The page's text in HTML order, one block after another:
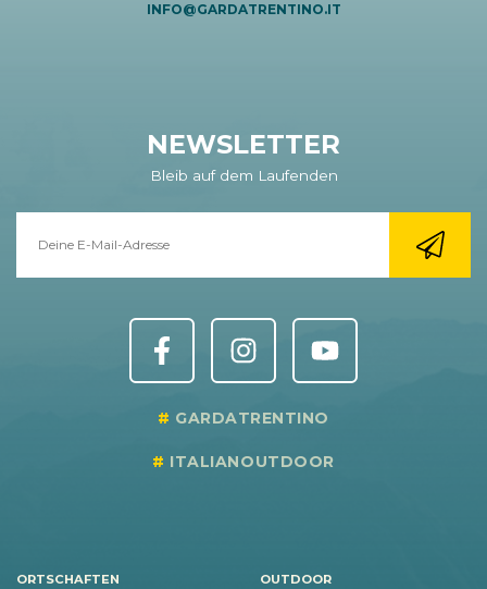
INFO@GARDATRENTINO.IT
NEWSLETTER
Bleib auf dem Laufenden
GARDATRENTINO
ITALIANOUTDOOR
ORTSCHAFTEN OUTDOOR